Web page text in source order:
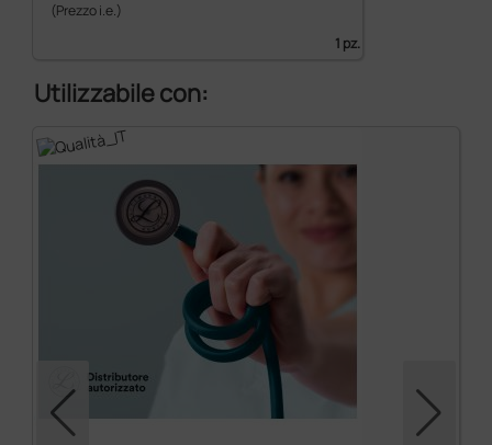
(Prezzo i.e.)
1 pz.
Utilizzabile con: